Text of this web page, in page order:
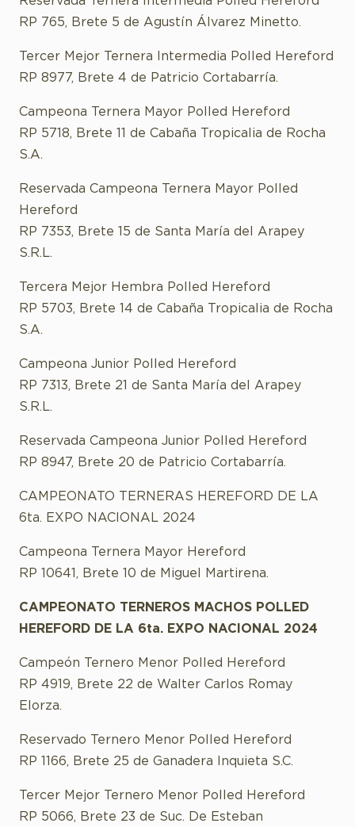
RP 765, Brete 5 de Agustín Álvarez Minetto.
Tercer Mejor Ternera Intermedia Polled Hereford
RP 8977, Brete 4 de Patricio Cortabarría.
Campeona Ternera Mayor Polled Hereford
RP 5718, Brete 11 de Cabaña Tropicalia de Rocha
S.A.
Reservada Campeona Ternera Mayor Polled
Hereford
RP 7353, Brete 15 de Santa María del Arapey
S.R.L.
Tercera Mejor Hembra Polled Hereford
RP 5703, Brete 14 de Cabaña Tropicalia de Rocha
S.A.
Campeona Junior Polled Hereford
RP 7313, Brete 21 de Santa María del Arapey
S.R.L.
Reservada Campeona Junior Polled Hereford
RP 8947, Brete 20 de Patricio Cortabarría.
CAMPEONATO TERNERAS HEREFORD DE LA
6ta. EXPO NACIONAL 2024
Campeona Ternera Mayor Hereford
RP 10641, Brete 10 de Miguel Martirena.
CAMPEONATO TERNEROS MACHOS POLLED
HEREFORD DE LA 6ta. EXPO NACIONAL 2024
Campeón Ternero Menor Polled Hereford
RP 4919, Brete 22 de Walter Carlos Romay
Elorza.
Reservado Ternero Menor Polled Hereford
RP 1166, Brete 25 de Ganadera Inquieta S.C.
Tercer Mejor Ternero Menor Polled Hereford
RP 5066, Brete 23 de Suc. De Esteban